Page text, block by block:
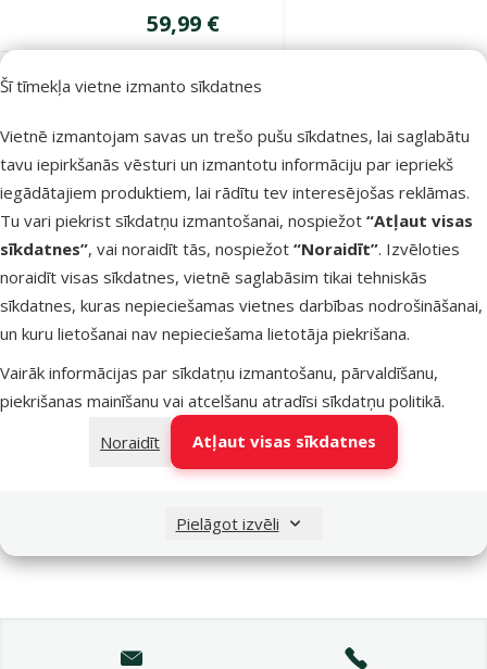
Šī tīmekļa vietne izmanto sīkdatnes
Vietnē izmantojam savas un trešo pušu sīkdatnes, lai saglabātu
tavu iepirkšanās vēsturi un izmantotu informāciju par iepriekš
iegādātajiem produktiem, lai rādītu tev interesējošas reklāmas.
Tu vari piekrist sīkdatņu izmantošanai, nospiežot “Atļaut visas
sīkdatnes”, vai noraidīt tās, nospiežot “Noraidīt”. Izvēloties
noraidīt visas sīkdatnes, vietnē saglabāsim tikai tehniskās
sīkdatnes, kuras nepieciešamas vietnes darbības nodrošināšanai,
un kuru lietošanai nav nepieciešama lietotāja piekrišana.
Vairāk informācijas par sīkdatņu izmantošanu, pārvaldīšanu,
piekrišanas mainīšanu vai atcelšanu atradīsi sīkdatņu politikā.
Noraidīt
Atļaut visas sīkdatnes
Pielāgot izvēli
Cena
59,99 €
Noliktavā
Bezmaksas
Rotaļu laukums
grauzējiem –
Pawise
Hamster Play
Pen
Atsauksmes 0%
Oriģinālā cena
16,99 €
Cena
12,74 €
Atlaide
-25 %